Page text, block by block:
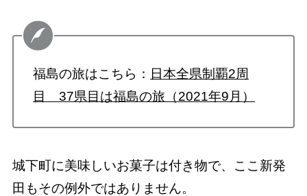
福島の旅はこちら： 日本全県制覇2周
目 37県目は福島の旅（2021年9月）
城下町に美味しいお菓子は付き物で、ここ新発
田もその例外ではありません。